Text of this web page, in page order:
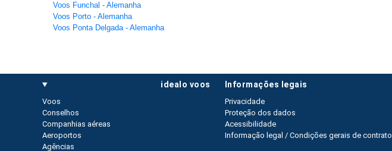
Voos Funchal - Alemanha
Voos Porto - Alemanha
Voos Ponta Delgada - Alemanha
idealo voos
Voos
Conselhos
Companhias aéreas
Aeroportos
Agências
informações legais
Privacidade
Proteção dos dados
Acessibilidade
Informação legal / Condições gerais de contrato